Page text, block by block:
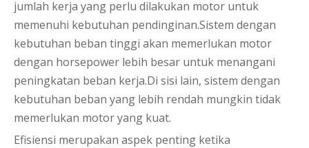
jumlah kerja yang perlu dilakukan motor untuk
memenuhi kebutuhan pendinginan.Sistem dengan
kebutuhan beban tinggi akan memerlukan motor
dengan horsepower lebih besar untuk menangani
peningkatan beban kerja.Di sisi lain, sistem dengan
kebutuhan beban yang lebih rendah mungkin tidak
memerlukan motor yang kuat.
Efisiensi merupakan aspek penting ketika